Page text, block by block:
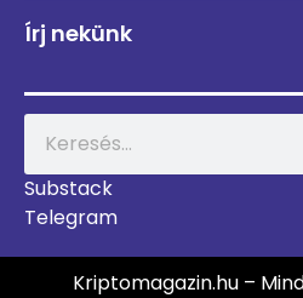
Írj nekünk
Substack
Telegram
Kriptomagazin.hu –